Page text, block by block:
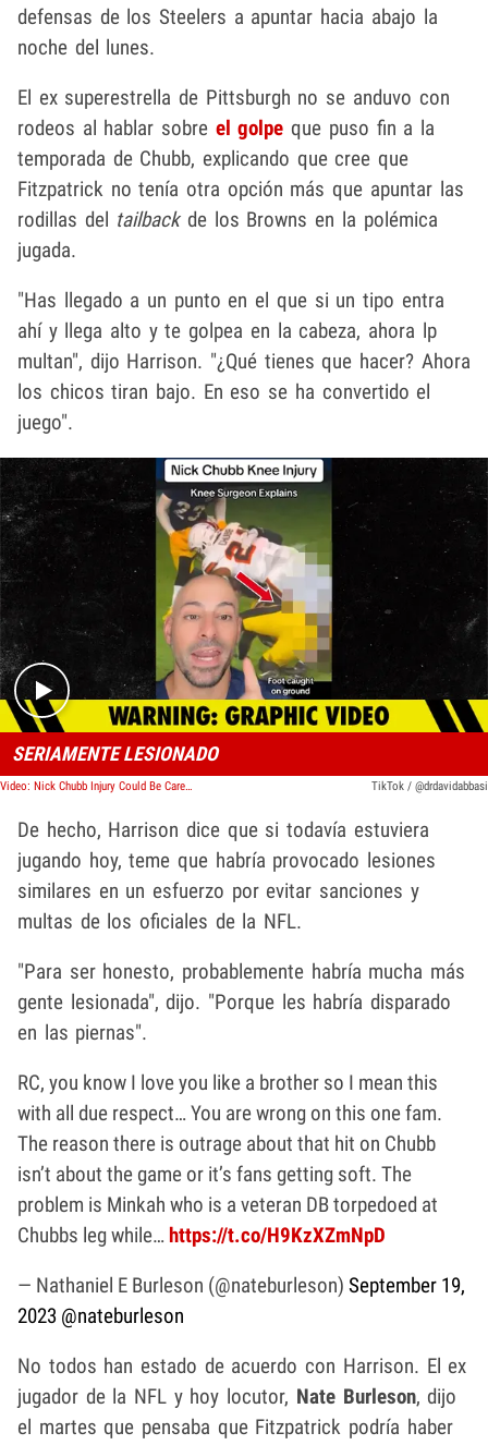
defensas de los Steelers a apuntar hacia abajo la
noche del lunes.
El ex superestrella de Pittsburgh no se anduvo con
rodeos al hablar sobre el golpe que puso fin a la
temporada de Chubb, explicando que cree que
Fitzpatrick no tenía otra opción más que apuntar las
rodillas del tailbackde los Browns en la polémica
jugada.
"Has llegado a un punto en el que si un tipo entra
ahí y llega alto y te golpea en la cabeza, ahora lp
multan", dijo Harrison. "¿Qué tienes que hacer? Ahora
los chicos tiran bajo. En eso se ha convertido el
juego".
Play video content
SERIAMENTE LESIONADO
Video: Nick Chubb Injury Could Be Career Threatening, Orthopedic Surgeon Says TikTok / @drdavidabbasi
De hecho, Harrison dice que si todavía estuviera
jugando hoy, teme que habría provocado lesiones
similares en un esfuerzo por evitar sanciones y
multas de los oficiales de la NFL.
"Para ser honesto, probablemente habría mucha más
gente lesionada", dijo. "Porque les habría disparado
en las piernas".
RC, you know I love you like a brother so I mean this
with all due respect… You are wrong on this one fam.
The reason there is outrage about that hit on Chubb
isn’t about the game or it’s fans getting soft. The
problem is Minkah who is a veteran DB torpedoed at
Chubbs leg while… https://t.co/H9KzXZmNpD
— Nathaniel E Burleson (@nateburleson) September 19,
2023 @nateburleson
No todos han estado de acuerdo con Harrison. El ex
jugador de la NFL y hoy locutor, Nate Burleson, dijo
el martes que pensaba que Fitzpatrick podría haber